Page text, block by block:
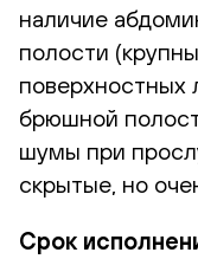
наличие
полости
брюшной
шумы при
скрытые, но
Срок